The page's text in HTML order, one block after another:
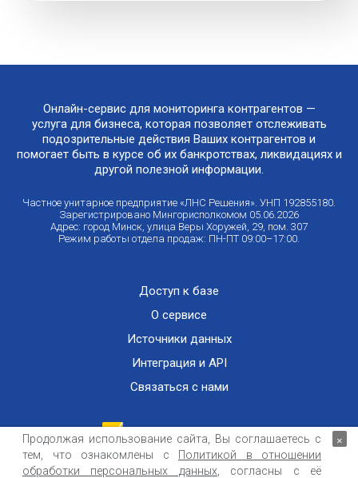
Онлайн-сервис для мониторинга контрагентов —
услуга для бизнеса, которая позволяет отслеживать
подозрительные действия Ваших контрагентов и
помогает быть в курсе об их банкротствах, ликвидациях и
другой полезной информации.
Частное унитарное предприятие «ЛНС Решения». УНП 192855180.
Зарегистрировано Мингорисполкомом 05.06.2026
Адрес: город Минск, улица Веры Хоружей, 29, пом. 307
Режим работы отдела продаж: ПН-ПТ 09:00–17:00.
Доступ к базе
О сервисе
Источники данных
Интеграция и API
Связаться с нами
Публичный договор оказания информационных услуг
ООО «Контемпорари» не несет ответственности за достоверность информации,
получаемой из открытых источников и от третьих лиц.
Продолжая использование сайта, Вы соглашаетесь с
тем, что ознакомлены с
Политикой в отношении
обработки персональных данных , согласны с её
×